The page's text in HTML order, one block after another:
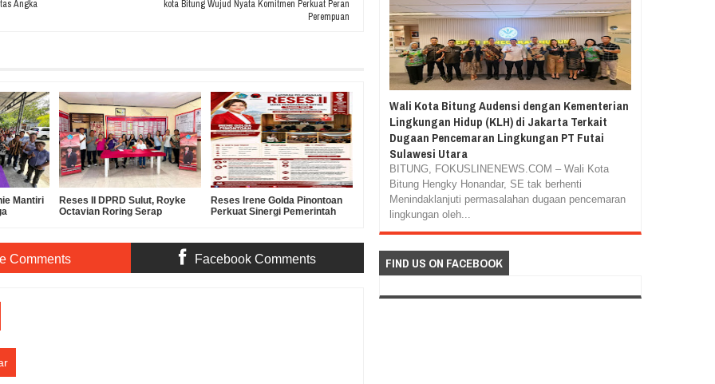
Angka
kota Bitung Wujud Nyata Komitmen Perkuat Peran
Perempuan
Mantiri
Reses II DPRD Sulut, Royke
Octavian Roring Serap
Pelayanan Publik
Reses Irene Golda Pinontoan
Perkuat Sinergi Pemerintah
Kota Manado
Comments Facebook Comments
Wali Kota Bitung Audensi dengan Kementerian
Lingkungan Hidup (KLH) di Jakarta Terkait
Dugaan Pencemaran Lingkungan PT Futai
Sulawesi Utara
BITUNG, FOKUSLINENEWS.COM – Wali Kota
Bitung Hengky Honandar, SE tak berhenti
Menindaklanjuti permasalahan dugaan pencemaran
lingkungan oleh...
FIND US ON FACEBOOK